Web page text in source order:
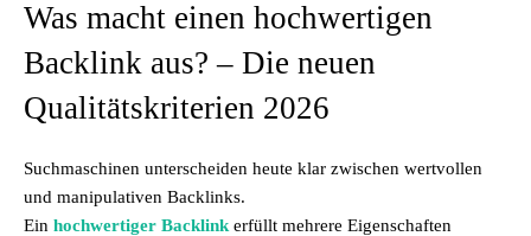
Was macht einen hochwertigen
Backlink aus? – Die neuen
Qualitätskriterien 2026
Suchmaschinen unterscheiden heute klar zwischen wertvollen
und manipulativen Backlinks.
Ein hochwertiger Backlink erfüllt mehrere Eigenschaften